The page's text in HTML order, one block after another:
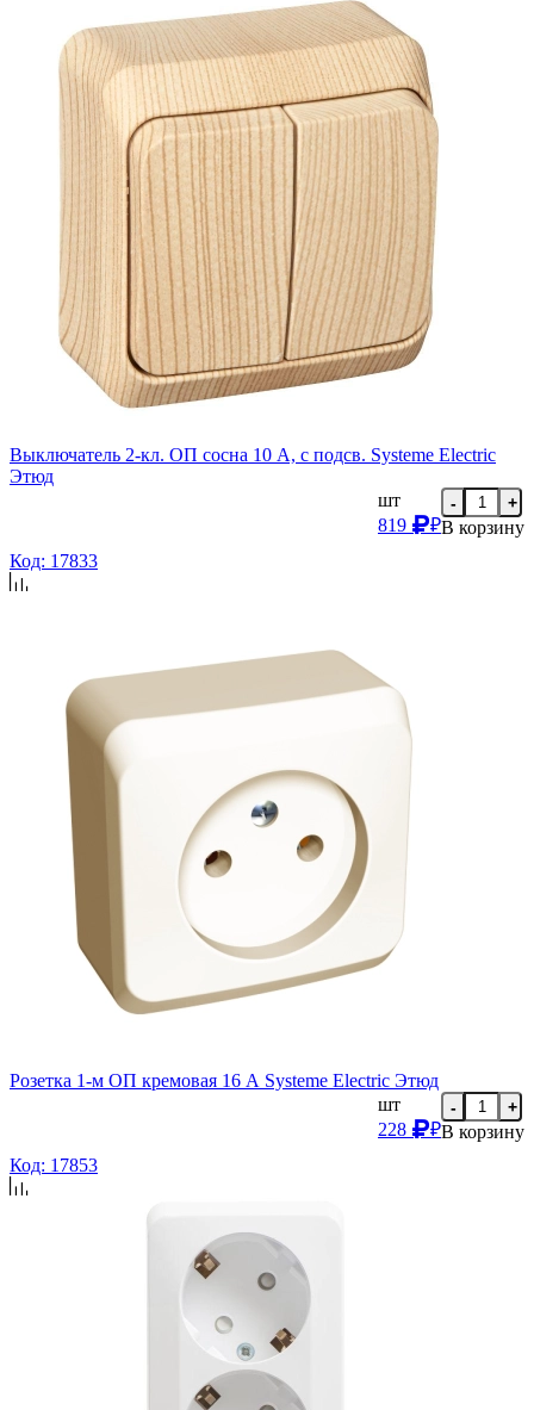
Выключатель 2-кл. ОП сосна 10 А, с подсв. Systeme Electric
Этюд
шт
819
₽
- +
В корзину
Код: 17833
Розетка 1-м ОП кремовая 16 А Systeme Electric Этюд
шт
228
₽
- +
В корзину
Код: 17853